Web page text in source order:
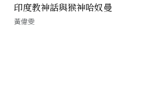
印度教神話與猴神哈奴曼
黃偉雯